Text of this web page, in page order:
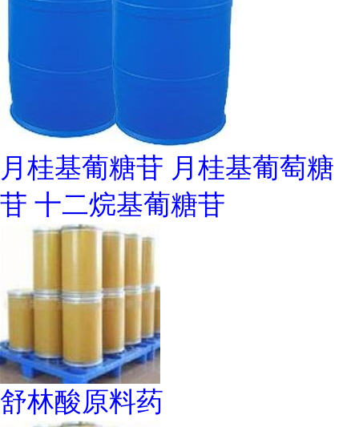
月桂基葡糖苷 月桂基葡萄糖
苷 十二烷基葡糖苷
舒林酸原料药